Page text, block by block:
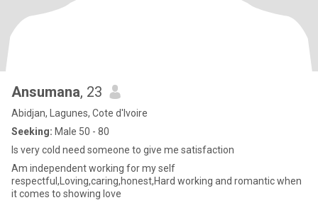
Ansumana, 23
Abidjan, Lagunes, Cote d'Ivoire
Seeking: Male 50 - 80
Is very cold need someone to give me satisfaction
Am independent working for my self
respectful,Loving,caring,honest,Hard working and romantic when
it comes to showing love